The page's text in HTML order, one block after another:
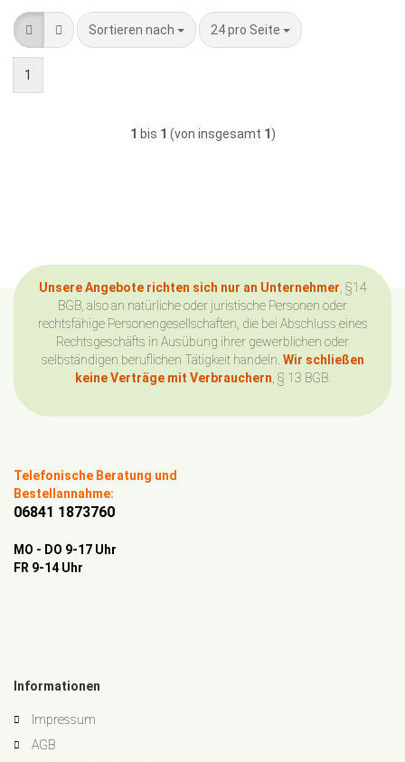
Sortieren nach
Sortieren nach 24 pro Seite
pro Seite
1
1 bis 1 (von insgesamt 1 )
Unsere Angebote richten sich nur an Unternehmer , §14
BGB, also an natürliche oder juristische Personen oder
rechtsfähige Personengesellschaften, die bei Abschluss eines
Rechtsgeschäfts in Ausübung ihrer gewerblichen oder
selbständigen beruflichen Tätigkeit handeln. Wir schließen
keine Verträge mit Verbrauchern , § 13 BGB.
Telefonische Beratung und
Bestellannahme:
06841 1873760
MO - DO 9-17 Uhr
FR 9-14 Uhr
Informationen
Impressum
AGB